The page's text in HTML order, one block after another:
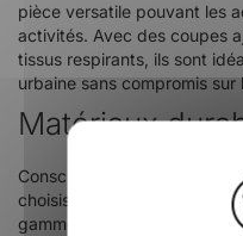
pièce versatile pouvant les
activités. Avec des coupes
tissus respirants, ils sont
urbaine sans compromis
Matériaux
Conscients de l'impact
choisissons des matériaux
gamme de shorts,